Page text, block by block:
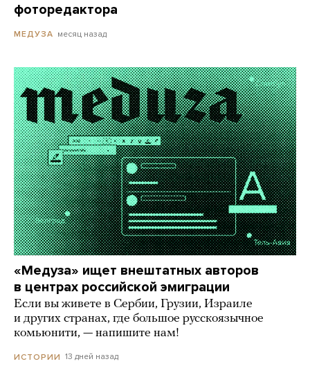
фоторедактора
МЕДУЗА месяц назад
«Медуза» ищет внештатных авторов
в центрах российской эмиграции
Если вы живете в Сербии, Грузии, Израиле
и других странах, где большое русскоязычное
комьюнити, — напишите нам!
ИСТОРИИ 13 дней назад